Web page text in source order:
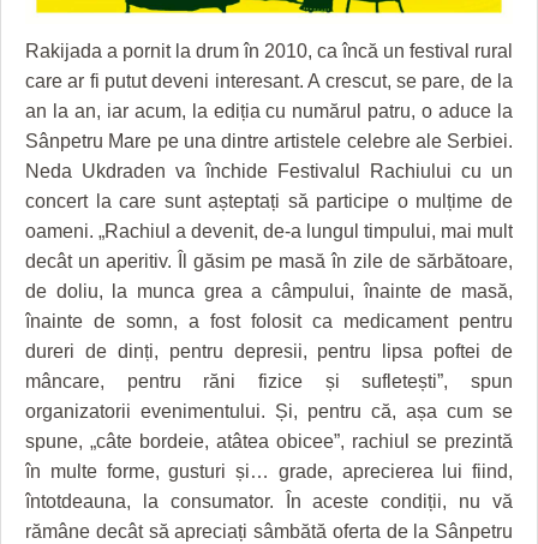
HARTA TIMIŞOAREI
LICEE, ŞCOLI ŞI GRĂDINIŢE DIN TIMIŞ
PRIMĂRIILE DIN TIMIŞ
SFATUL MEDICULUI
SFATURI JURIDICE
Rakijada a pornit la drum în 2010, ca încă un festival rural
care ar fi putut deveni interesant. A crescut, se pare, de la
an la an, iar acum, la ediția cu numărul patru, o aduce la
Sânpetru Mare pe una dintre artistele celebre ale Serbiei.
Neda Ukdraden va închide Festivalul Rachiului cu un
concert la care sunt așteptați să participe o mulțime de
oameni. „Rachiul a devenit, de-a lungul timpului, mai mult
decât un aperitiv. Îl găsim pe masă în zile de sărbătoare,
de doliu, la munca grea a câmpului, înainte de masă,
înainte de somn, a fost folosit ca medicament pentru
dureri de dinți, pentru depresii, pentru lipsa poftei de
mâncare, pentru răni fizice și sufletești”, spun
organizatorii evenimentului. Și, pentru că, așa cum se
spune, „câte bordeie, atâtea obicee”, rachiul se prezintă
în multe forme, gusturi și… grade, aprecierea lui fiind,
întotdeauna, la consumator. În aceste condiții, nu vă
rămâne decât să apreciați sâmbătă oferta de la Sânpetru